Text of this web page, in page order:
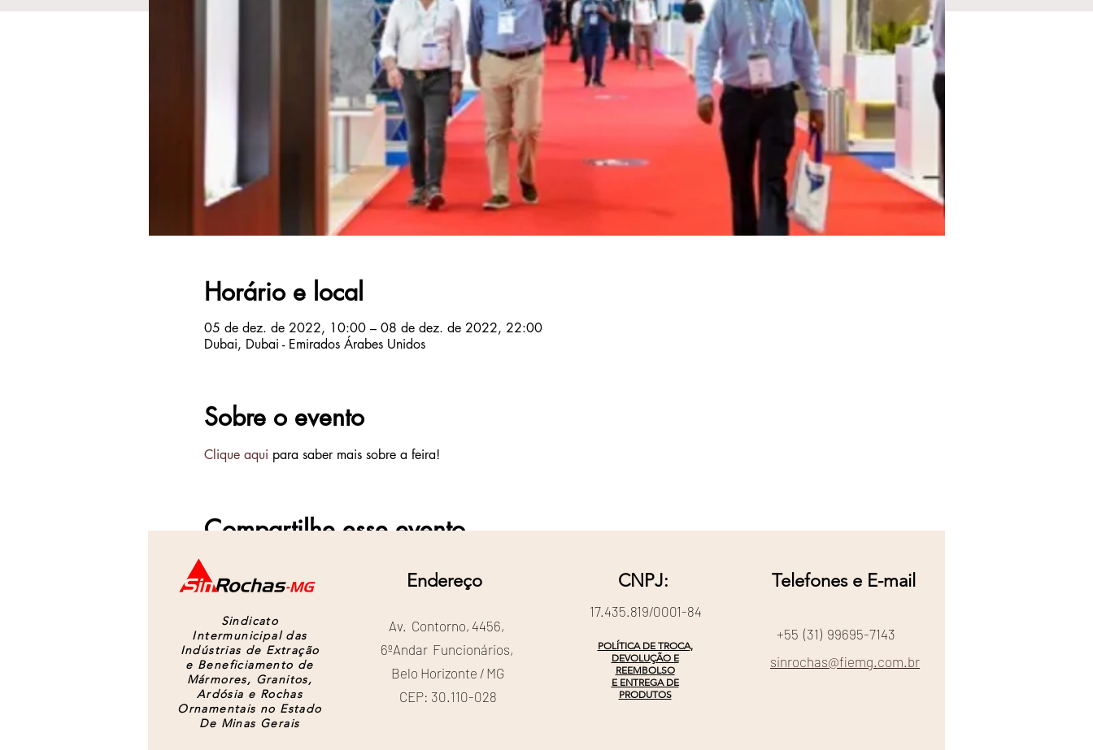
Horário e local
05 de dez. de 2022, 10:00 – 08 de dez. de 2022, 22:00
Dubai, Dubai - Emirados Árabes Unidos
Sobre o evento
Clique aqui para saber mais sobre a feira!
Compartilhe esse evento
Sindicato
Intermunicipal das
Indústrias de Extração
e Beneficiamento de
Mármores, Granitos,
Ardósia e Rochas
Ornamentais no Estado
De Minas Gerais
Endereço
Av. Contorno, 4456,
6ºAndar Funcionários,
Belo Horizonte / MG
CEP: 30.110-028
CNPJ:
17.435.819/0001-84
POLÍTICA DE TROCA,
DEVOLUÇÃO E
REEMBOLSO
E ENTREGA DE
PRODUTOS
Telefones e E-mail
+55 (31) 99695-7143
sinrochas@fiemg.com.br